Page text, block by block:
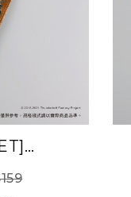
Fantasy